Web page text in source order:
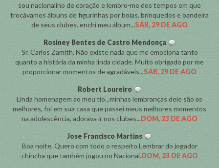
sou nacionalino de coração e lembro-me dos tempos em que
trocávamos álbuns de figurinhas por bolas, brinquedos e bandeira
de seus clubes. enchi meu álbum...SÁB, 29 DE AGO
Rosiney Bentes de Castro Mendonça
Sr. Carlos Zamith, Não existe nada que me emociona tanto
quanto a história da minha linda cidade. Muito obrigado por me
proporcionar momentos de agradáveis...SÁB, 29 DE AGO
Robert Loureiro
Linda homenagem ao meu tio...minhas lembranças dele são as
melhores, foi em sua casa que passei meus melhores momentos
na adolescência, adorava ir nos clubes...DOM, 23 DE AGO
Jose Francisco Martins
Boa noite, Quero com todo o respeito.Lembrar do jogador
chincha que também jogou no Nacional.DOM, 23 DE AGO